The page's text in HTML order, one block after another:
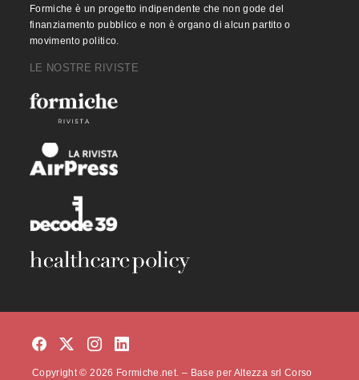
Formiche è un progetto indipendente che non gode del
finanziamento pubblico e non è organo di alcun partito o
movimento politico.
LE NOSTRE RIVISTE
Copyright © 2026 Formiche.net. – Base per Altezza srl Corso